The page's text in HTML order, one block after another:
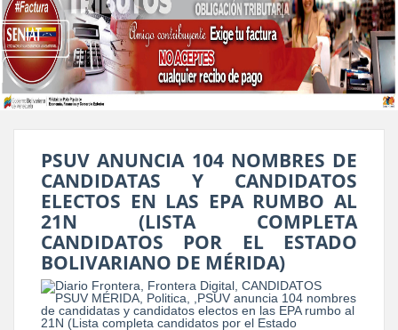
PSUV ANUNCIA 104 NOMBRES DE
CANDIDATAS Y CANDIDATOS
ELECTOS EN LAS EPA RUMBO AL
21N (LISTA COMPLETA
CANDIDATOS POR EL ESTADO
BOLIVARIANO DE MÉRIDA)